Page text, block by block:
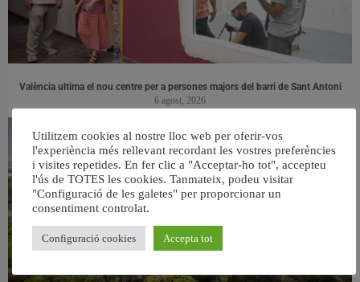
València ultima el nou centre per a persones majors del barri de Sant Antoni
6 agost, 2026
Utilitzem cookies al nostre lloc web per oferir-vos
l'experiència més rellevant recordant les vostres preferències
i visites repetides. En fer clic a "Acceptar-ho tot", accepteu
l'ús de TOTES les cookies. Tanmateix, podeu visitar
"Configuració de les galetes" per proporcionar un
consentiment controlat.
Configuració cookies Accepta tot